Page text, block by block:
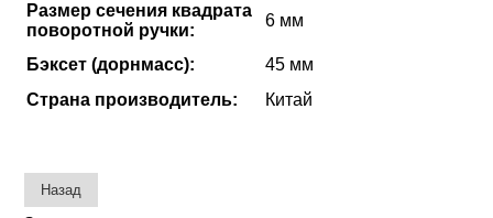
Размер сечения квадрата
поворотной ручки:
6 мм
Бэксет (дорнмасс):
45 мм
Страна производитель:
Китай